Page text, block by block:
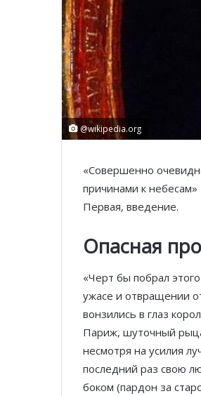
@wikipedia.org
«Совершенно
причинами к небесам»
Первая, введение.
Опасная
«Черт бы побрал
ужасе и отвращении
вонзились в глаз
Париж, шуточный
несмотря на усилия
последний раз свою
боком (пардон за